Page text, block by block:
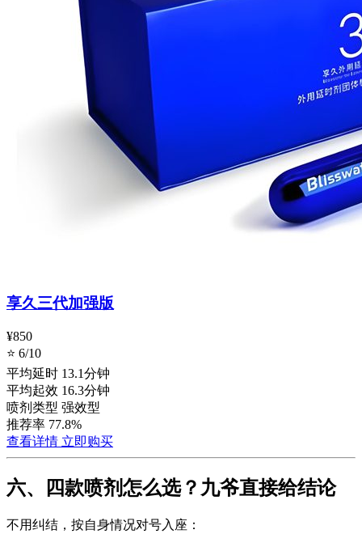
享久三代加强版
¥850
⭐ 6/10
平均延时 13.1分钟
平均起效 16.3分钟
喷剂类型 强效型
推荐率 77.8%
查看详情 立即购买
六、四款喷剂怎么选？九爷直接给结论
不用纠结，按自身情况对号入座：